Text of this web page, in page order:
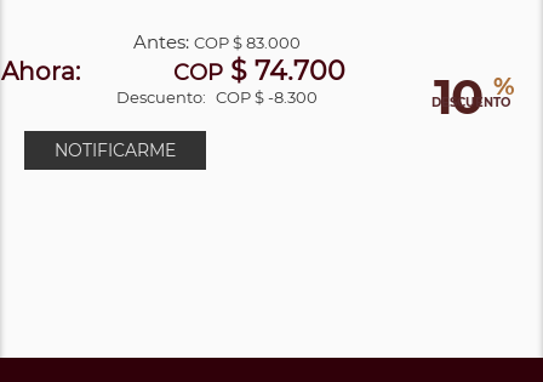
10 %
DESCUENTO
Antes:COP$ 83.000
Ahora: COP $ 74.700
Descuento: COP $ -8.300
NOTIFICARME